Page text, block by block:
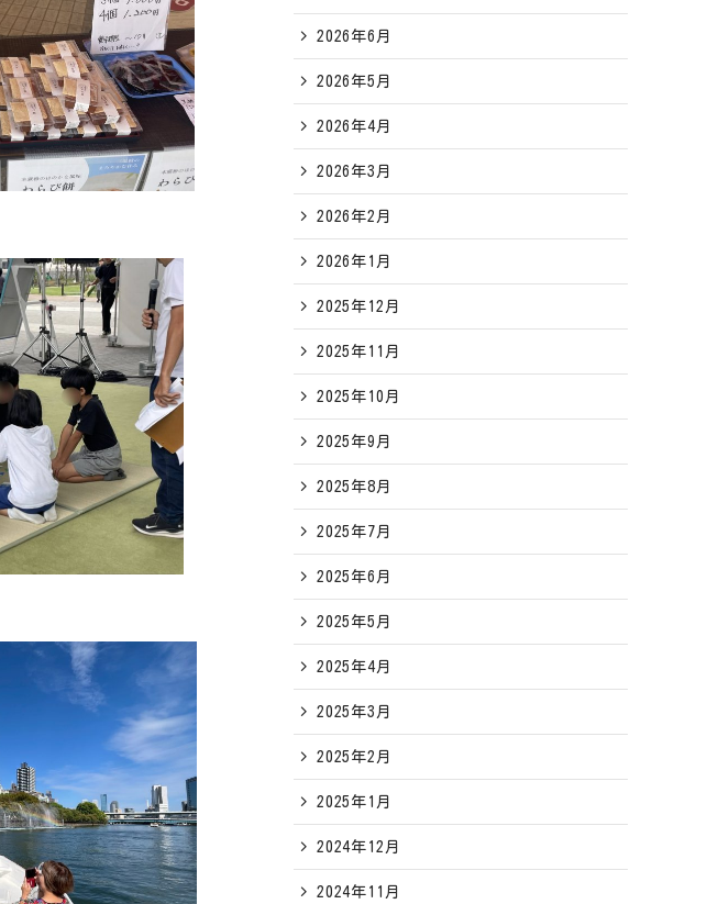
2026年6月
2026年5月
2026年4月
2026年3月
2026年2月
2026年1月
2025年12月
2025年11月
2025年10月
2025年9月
2025年8月
2025年7月
2025年6月
2025年5月
2025年4月
2025年3月
2025年2月
2025年1月
2024年12月
2024年11月